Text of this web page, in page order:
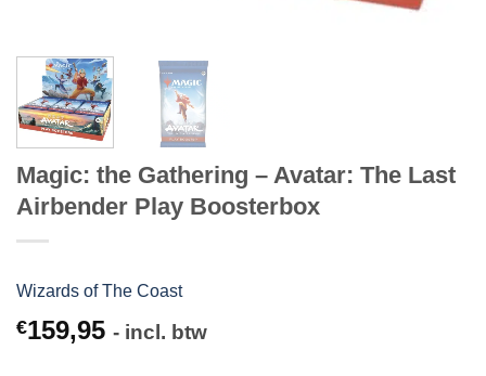
Magic: the Gathering – Avatar: The Last
Airbender Play Boosterbox
Wizards of The Coast
€159,95 - incl. btw